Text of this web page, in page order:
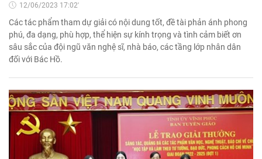
12/06/2023 17:02'
Các tác phẩm tham dự giải có nội dung tốt, đề tài phản ánh phong
phú, đa dạng, phù hợp, thể hiện sự kính trọng và tình cảm biết ơn
sâu sắc của đội ngũ văn nghệ sĩ, nhà báo, các tầng lớp nhân dân
đối với Bác Hồ.